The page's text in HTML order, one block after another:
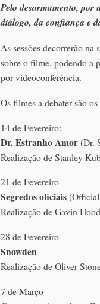
Pelo desarmamento,
diálogo, da confiança e
As sessões decorrerão na
sobre o filme, podendo a
por videoconferência.
Os filmes a debater são
14 de Fevereiro:
Dr. Estranho Amor(Dr.
Realização de Stanley
21 de Fevereiro
Segredos oficiais
Realização de Gavin
28 de Fevereiro
Snowden
Realização de Oliver
7 de Março